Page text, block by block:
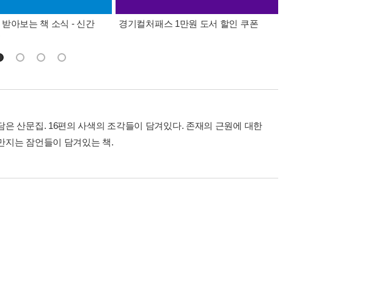
아보는 책 소식 - 신간
경기컬처패스 1만원 도서 할인 쿠폰
산문집. 16편의 사색의 조각들이 담겨있다. 존재의 근원에 대한
지는 잠언들이 담겨있는 책.